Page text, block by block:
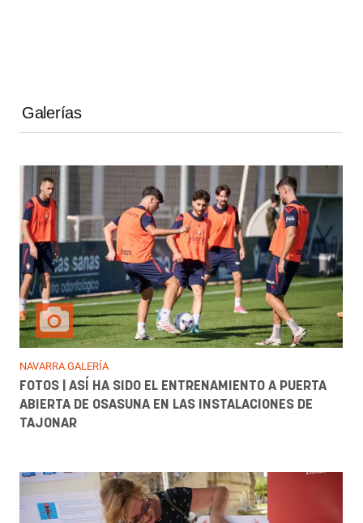
Galerías
NAVARRA GALERÍA
FOTOS | ASÍ HA SIDO EL ENTRENAMIENTO A PUERTA
ABIERTA DE OSASUNA EN LAS INSTALACIONES DE
TAJONAR